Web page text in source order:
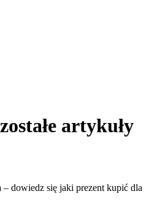
artykuły
– dowiedz się jaki prezent kupić dla